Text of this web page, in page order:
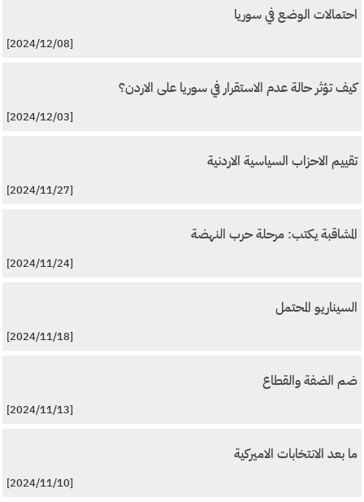
احتمالات الوضع في سوريا
[2024/12/08]
كيف تؤثر حالة عدم الاستقرار في سوريا على الاردن؟
[2024/12/03]
تقييم الاحزاب السياسية الاردنية
[2024/11/27]
المشاقبة يكتب: مرحلة حرب النهضة
[2024/11/24]
السيناريو المحتمل
[2024/11/18]
ضم الضفة والقطاع
[2024/11/13]
ما بعد الانتخابات الاميركية
[2024/11/10]